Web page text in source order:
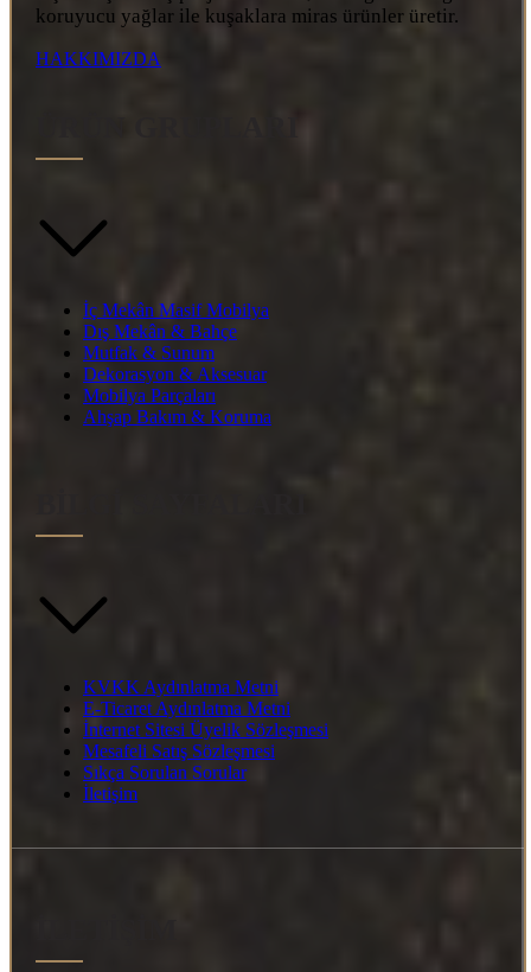
koruyucu yağlar ile kuşaklara miras ürünler üretir.
HAKKIMIZDA
İç Mekân Masif Mobilya
Dış Mekân & Bahçe
Mutfak & Sunum
Dekorasyon & Aksesuar
Mobilya Parçaları
Ahşap Bakım & Koruma
KVKK Aydınlatma Metni
E-Ticaret Aydınlatma Metni
İnternet Sitesi Üyelik Sözleşmesi
Mesafeli Satış Sözleşmesi
Sıkça Sorulan Sorular
İletişim